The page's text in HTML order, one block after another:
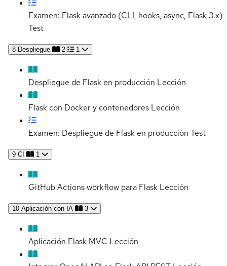
Examen: Flask avanzado (CLI, hooks, async, Flask 3.x)
Test
8 Despliegue 2 1
Despliegue de Flask en producción Lección
Flask con Docker y contenedores Lección
Examen: Despliegue de Flask en producción Test
9 CI 1
GitHub Actions workflow para Flask Lección
10 Aplicación con IA 3
Aplicación Flask MVC Lección